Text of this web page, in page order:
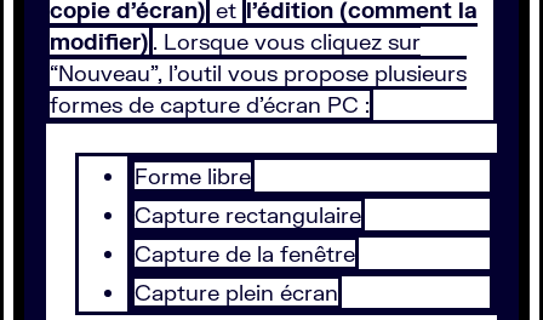
copie d’écran) et l’édition (comment la
modifier) . Lorsque vous cliquez sur
“Nouveau”, l’outil vous propose plusieurs
formes de capture d’écran PC :
Forme libre
Capture rectangulaire
Capture de la fenêtre
Capture plein écran